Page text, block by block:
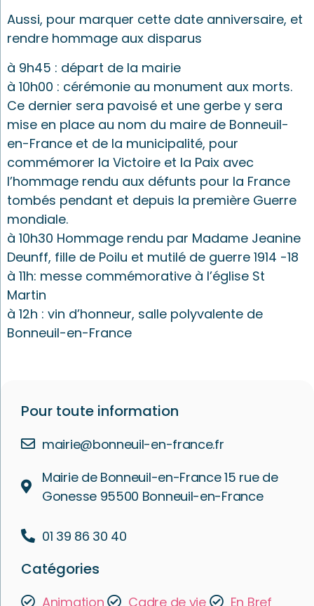
Aussi, pour marquer cette date anniversaire, et
rendre hommage aux disparus
à 9h45 : départ de la mairie
à 10h00 : cérémonie au monument aux morts.
Ce dernier sera pavoisé et une gerbe y sera
mise en place au nom du maire de Bonneuil-
en-France et de la municipalité, pour
commémorer la Victoire et la Paix avec
l’hommage rendu aux défunts pour la France
tombés pendant et depuis la première Guerre
mondiale.
à 10h30 Hommage rendu par Madame Jeanine
Deunff, fille de Poilu et mutilé de guerre 1914 -18
à 11h: messe commémorative à l’église St
Martin
à 12h : vin d’honneur, salle polyvalente de
Bonneuil-en-France
Pour toute information
mairie@bonneuil-en-france.fr
Mairie de Bonneuil-en-France 15 rue de
Gonesse 95500 Bonneuil-en-France
01 39 86 30 40
Catégories
Animation Cadre de vie En Bref